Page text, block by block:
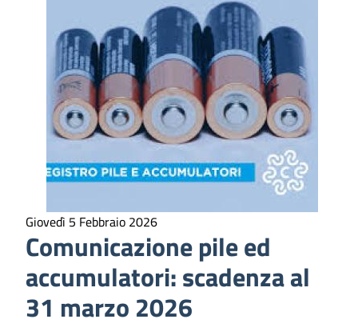
Giovedì 5 Febbraio 2026
Comunicazione pile ed
accumulatori: scadenza al
31 marzo 2026